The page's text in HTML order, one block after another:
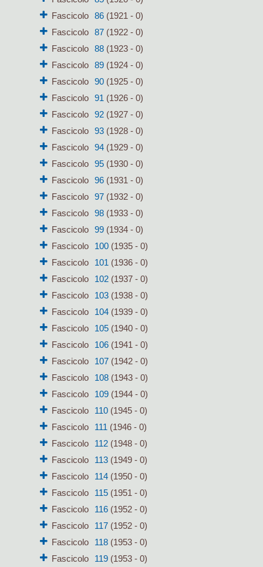
Fascicolo
86(1921 - 0)
Fascicolo
87(1922 - 0)
Fascicolo
88(1923 - 0)
Fascicolo
89(1924 - 0)
Fascicolo
90(1925 - 0)
Fascicolo
91 (1926 - 0)
Fascicolo
92(1927 - 0)
Fascicolo
93(1928 - 0)
Fascicolo
94(1929 - 0)
Fascicolo
95(1930 - 0)
Fascicolo
96(1931 - 0)
Fascicolo
97(1932 - 0)
Fascicolo
98(1933 - 0)
Fascicolo
99(1934 - 0)
Fascicolo
100(1935 - 0)
Fascicolo
101 (1936 - 0)
Fascicolo
102(1937 - 0)
Fascicolo
103(1938 - 0)
Fascicolo
104(1939 - 0)
Fascicolo
105(1940 - 0)
Fascicolo
106(1941 - 0)
Fascicolo
107(1942 - 0)
Fascicolo
108(1943 - 0)
Fascicolo
109(1944 - 0)
Fascicolo
110(1945 - 0)
Fascicolo
111 (1946 - 0)
Fascicolo
112(1948 - 0)
Fascicolo
113(1949 - 0)
Fascicolo
114(1950 - 0)
Fascicolo
115(1951 - 0)
Fascicolo
116(1952 - 0)
Fascicolo
117(1952 - 0)
Fascicolo
118(1953 - 0)
Fascicolo
119(1953 - 0)